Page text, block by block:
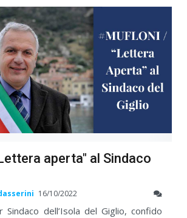
aperta" al Sindaco
16/10/2022
Sindaco dell’Isola del Giglio, confido